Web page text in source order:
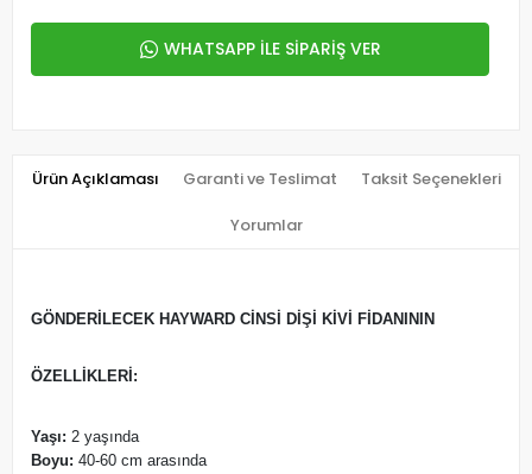
WHATSAPP İLE SİPARİŞ VER
Ürün Açıklaması Garanti ve Teslimat Taksit Seçenekleri
Yorumlar
GÖNDERİLECEK HAYWARD CİNSİ DİŞİ KİVİ FİDANININ
ÖZELLİKLERİ:
Yaşı: 2 yaşında
Boyu: 40-60 cm arasında